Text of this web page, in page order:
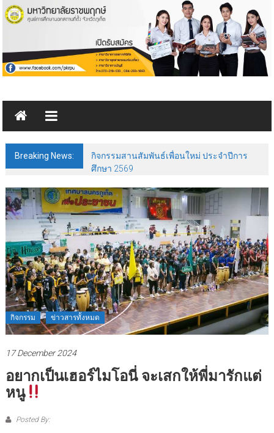
Skip
to
มหาวิทยาลัย
ราชพฤกษ์
ศูนย์ฯ
ภูเก็ต
มหาวิทยาลัย
ราชพฤกษ์
ศูนย์ฯ
Breaking News:
กิจกรรมสานสัมพันธ์เพื่อนใหม่ ประจำปีการ
ศึกษา 2569
กิจกรรม ข่าวสารทั้งหมด
17 December 2024
อยากเป็นเฮอร์ไมโอนี่ จะเสกให้พี่มารักแต่
หนู
Posted By: